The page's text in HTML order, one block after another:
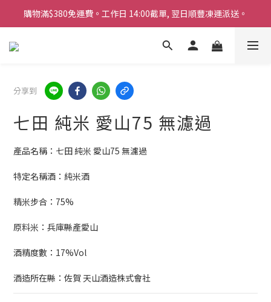
購物滿$380免運費。工作日 14:00截單, 翌日順豐凍運派送。
購物滿$380免運費。工作日 14:00截單, 翌日順豐凍運派送。
購物滿$380免運費。工作日 14:00截單, 翌日順豐凍運派送。
分享到
七田 純米 愛山75 無濾過
產品名稱：七田 純米 愛山75 無濾過
特定名稱酒：純米酒
精米步合：75%
原料米：兵庫縣產愛山
酒精度數：17%Vol
酒造所在縣：佐賀 天山酒造株式會社